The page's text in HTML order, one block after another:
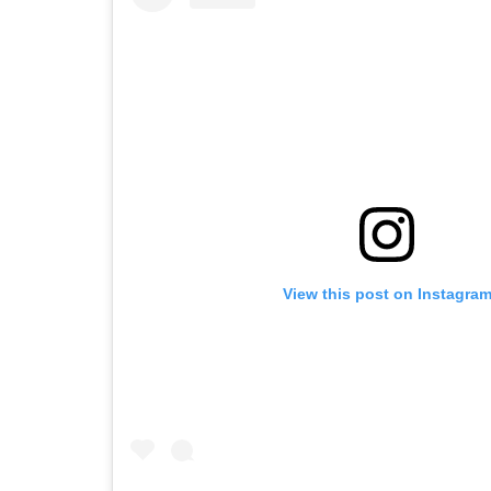
View this post on Instagram